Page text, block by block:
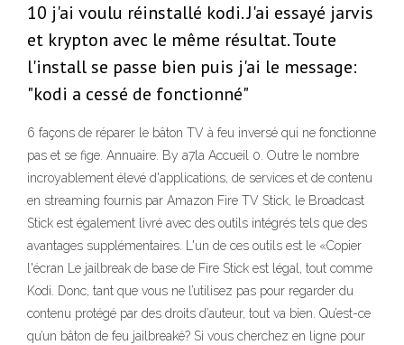
10 j'ai voulu réinstallé kodi. J'ai essayé jarvis
et krypton avec le même résultat. Toute
l'install se passe bien puis j'ai le message:
"kodi a cessé de fonctionné"
6 façons de réparer le bâton TV à feu inversé qui ne fonctionne
pas et se fige. Annuaire. By a7la Accueil 0. Outre le nombre
incroyablement élevé d'applications, de services et de contenu
en streaming fournis par Amazon Fire TV Stick, le Broadcast
Stick est également livré avec des outils intégrés tels que des
avantages supplémentaires. L'un de ces outils est le «Copier
l'écran Le jailbreak de base de Fire Stick est légal, tout comme
Kodi. Donc, tant que vous ne l’utilisez pas pour regarder du
contenu protégé par des droits d’auteur, tout va bien. Qu’est-ce
qu’un bâton de feu jailbreaké? Si vous cherchez en ligne pour